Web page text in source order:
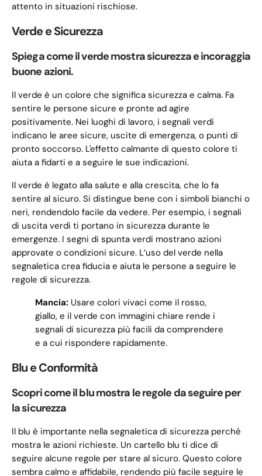
attento in situazioni rischiose.
Verde e Sicurezza
Spiega come il verde mostra sicurezza e incoraggia
buone azioni.
Il verde è un colore che significa sicurezza e calma. Fa
sentire le persone sicure e pronte ad agire
positivamente. Nei luoghi di lavoro, i segnali verdi
indicano le aree sicure, uscite di emergenza, o punti di
pronto soccorso. L'effetto calmante di questo colore ti
aiuta a fidarti e a seguire le sue indicazioni.
Il verde è legato alla salute e alla crescita, che lo fa
sentire al sicuro. Si distingue bene con i simboli bianchi o
neri, rendendolo facile da vedere. Per esempio, i segnali
di uscita verdi ti portano in sicurezza durante le
emergenze. I segni di spunta verdi mostrano azioni
approvate o condizioni sicure. L’uso del verde nella
segnaletica crea fiducia e aiuta le persone a seguire le
regole di sicurezza.
Mancia: Usare colori vivaci come il rosso,
giallo, e il verde con immagini chiare rende i
segnali di sicurezza più facili da comprendere
e a cui rispondere rapidamente.
Blu e Conformità
Scopri come il blu mostra le regole da seguire per
la sicurezza
Il blu è importante nella segnaletica di sicurezza perché
mostra le azioni richieste. Un cartello blu ti dice di
seguire alcune regole per stare al sicuro. Questo colore
sembra calmo e affidabile, rendendo più facile seguire le